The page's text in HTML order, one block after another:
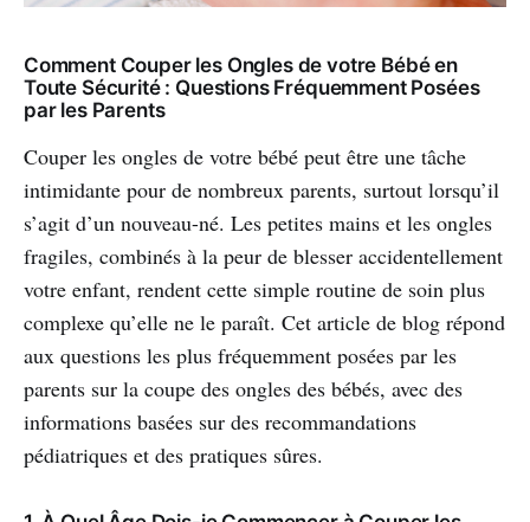
Comment Couper les Ongles de votre Bébé en
Toute Sécurité : Questions Fréquemment Posées
par les Parents
Couper les ongles de votre bébé peut être une tâche
intimidante pour de nombreux parents, surtout lorsqu’il
s’agit d’un nouveau-né. Les petites mains et les ongles
fragiles, combinés à la peur de blesser accidentellement
votre enfant, rendent cette simple routine de soin plus
complexe qu’elle ne le paraît. Cet article de blog répond
aux questions les plus fréquemment posées par les
parents sur la coupe des ongles des bébés, avec des
informations basées sur des recommandations
pédiatriques et des pratiques sûres.